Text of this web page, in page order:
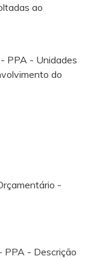
ao
PPA - Unidades
do
-
PPA - Descrição